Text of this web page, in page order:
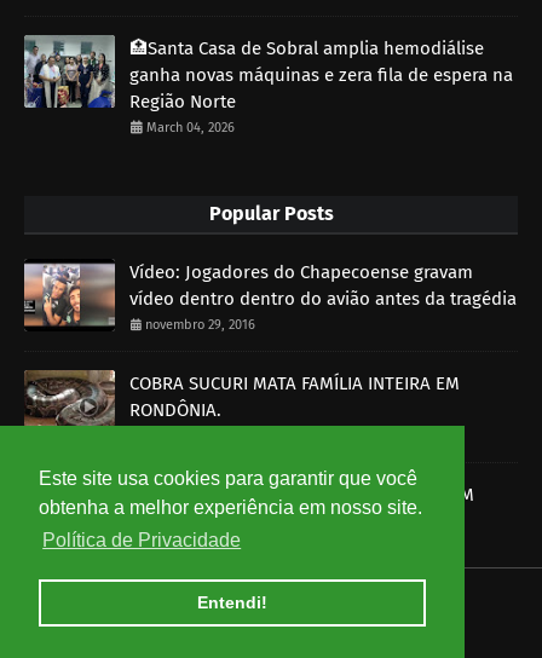
Este site usa cookies para garantir que você
obtenha a melhor experiência em nosso site.
Política de Privacidade
Entendi!
🏥Santa Casa de Sobral amplia hemodiálise
ganha novas máquinas e zera fila de espera na
Região Norte
March 04, 2026
Popular Posts
Vídeo: Jogadores do Chapecoense gravam
vídeo dentro dentro do avião antes da tragédia
novembro 29, 2016
COBRA SUCURI MATA FAMÍLIA INTEIRA EM
RONDÔNIA.
SOBRAL-CE: HOMEM É MORTO A BALA E PM
DETÉM UM SUSPEITO
setembro 15, 2014
HOME ABOUT